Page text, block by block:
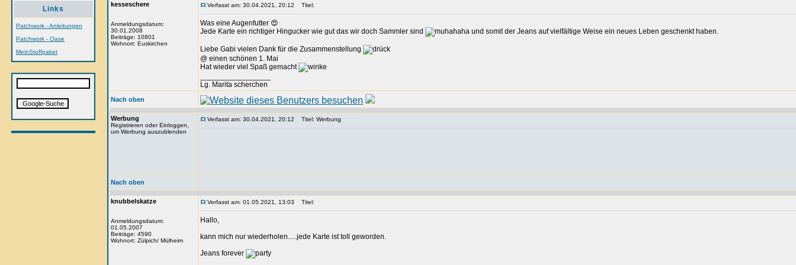
Links
Patchwork - Anleitungen
Patchwork - Oase
MeinStoffpaket
kesseschere
Anmeldungsdatum:
30.01.2008
Beiträge: 10801
Wohnort: Euskirchen
Verfasst am: 30.04.2021, 20:12 Titel:
Was eine Augenfutter 😍
Jede Karte ein richtiger Hingucker wie gut das wir doch Sammler sind
und somit der Jeans auf vielfältige Weise ein neues Leben geschenkt haben.
Liebe Gabi vielen Dank für die Zusammenstellung
@ einen schönen 1. Mai
Hat wieder viel Spaß gemacht
Lg. Marita scherchen
Nach oben
Werbung
Registrieren oder Einloggen,
um Werbung auszublenden
Verfasst am: 30.04.2021, 20:12 Titel: Werbung
Nach oben
knubbelskatze
Anmeldungsdatum:
01.05.2007
Beiträge: 4590
Wohnort: Zülpich/ Mülheim
Verfasst am: 01.05.2021, 13:03 Titel:
Hallo,
kann mich nur wiederholen.....jede Karte ist toll geworden.
Jeans forever